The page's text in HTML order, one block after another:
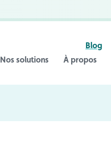
Nos solutions À propos
Blog